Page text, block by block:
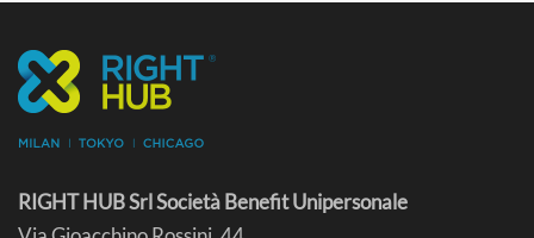
RIGHT HUB Srl Società Benefit Unipersonale